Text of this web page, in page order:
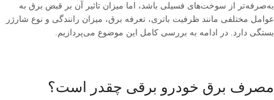
به‌صرفه‌تر از سوخت‌های فسیلی باشد، اما میزان تاثیر آن بر قبض برق به
عوامل مختلفی مانند ظرفیت باتری، تعرفه برق، میزان رانندگی و نوع شارژر
بستگی دارد. در ادامه به بررسی کامل این موضوع می‌پردازیم.
مصرف برق خودرو برقی چقدر است؟